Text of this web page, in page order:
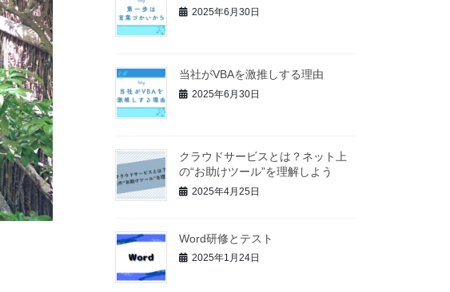
2025年6月30日
当社がVBAを激推しする理由
2025年6月30日
クラウドサービスとは？ネット上
の“お助けツール”を理解しよう
2025年4月25日
Word研修とテスト
2025年1月24日